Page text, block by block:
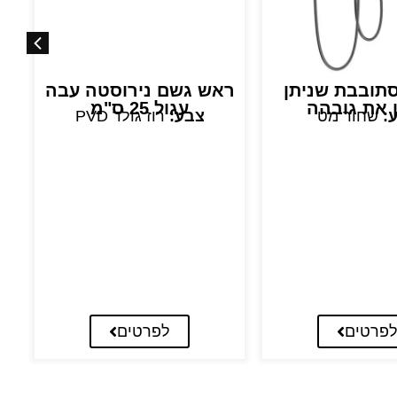
שניתן
את גובהה
שחור מט
לפרטים
ראש גשם נירוסטה עבה
עגול 25 ס"מ
צבע:רוז גולד PVD
לפרטים